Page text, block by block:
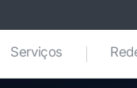
Serviços